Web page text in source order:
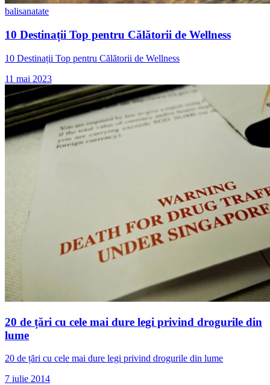
balisanatate
10 Destinații Top pentru Călătorii de Wellness
10 Destinații Top pentru Călătorii de Wellness
11 mai 2023
20 de țări cu cele mai dure legi privind drogurile din
lume
20 de țări cu cele mai dure legi privind drogurile din lume
7 iulie 2014